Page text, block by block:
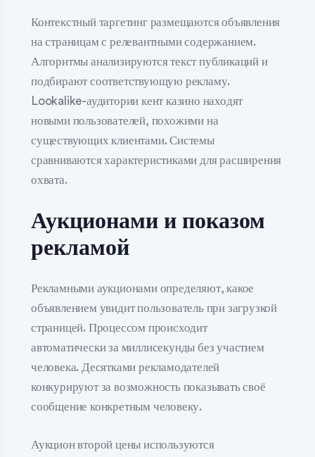
Контекстный таргетинг размещаются объявления
на страницам с релевантными содержанием.
Алгоритмы анализируются текст публикаций и
подбирают соответствующую рекламу.
Lookalike-аудитории кент казино находят
новыми пользователей, похожими на
существующих клиентами. Системы
сравниваются характеристиками для расширения
охвата.
Аукционами и показом
рекламой
Рекламными аукционами определяют, какое
объявлением увидит пользователь при загрузкой
страницей. Процессом происходит
автоматически за миллисекунды без участием
человека. Десятками рекламодателей
конкурируют за возможность показывать своё
сообщение конкретным человеку.
Аукцион второй цены используются